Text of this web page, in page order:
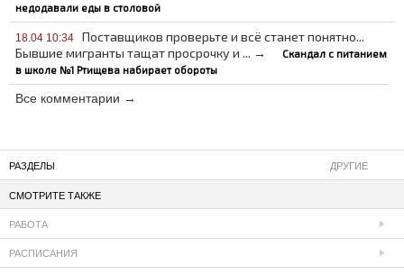
недодавали еды в столовой
18.04 10:34
Поставщиков проверьте и всё станет понятно...
Бывшие мигранты тащат просрочку и ... →
Скандал с питанием
в школе №1 Ртищева набирает обороты
Все комментарии →
ДРУГИЕ
РАЗДЕЛЫ
СМОТРИТЕ ТАКЖЕ
РАБОТА
РАСПИСАНИЯ